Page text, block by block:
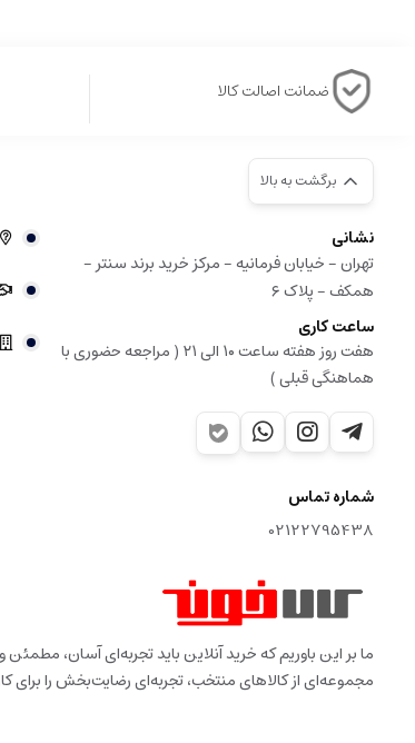
ضمانت اصالت کالا
برگشت به بالا
نشانی
تهران - خیابان فرمانیه - مرکز خرید برند سنتر -
همکف - پلاک ۶
ساعت کاری
هفت روز هفته ساعت ۱۰ الی ۲۱ ( مراجعه حضوری با
هماهنگی قبلی )
شماره تماس
02122795438
ما بر این باوریم که خرید آنلاین باید تجربه‌ای آسان،
مجموعه‌ای از کالاهای منتخب، تجربه‌ای رضایت‌بخش را برای